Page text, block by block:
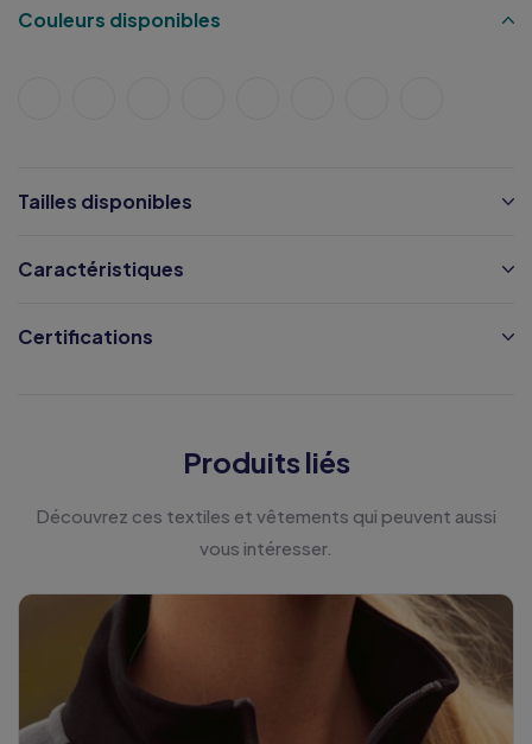
Couleurs disponibles
Tailles disponibles
Caractéristiques
Certifications
Produits liés
Découvrez ces textiles et vêtements qui peuvent aussi
vous intéresser.